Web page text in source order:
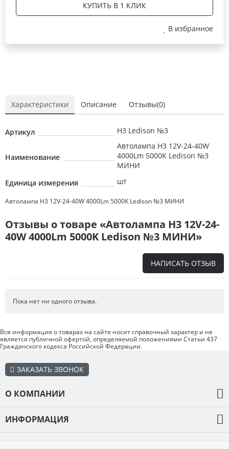
КУПИТЬ В 1 КЛИК
В избранное
Характеристики Описание Отзывы(0)
Артикул H3 Ledison №3
Наименование
Автолампа H3 12V-24-40W
4000Lm 5000K Ledison №3
МИНИ
Единица измерения
шт
Автолампа H3 12V-24-40W 4000Lm 5000K Ledison №3 МИНИ
Отзывы о товаре «Автолампа H3 12V-24-
40W 4000Lm 5000K Ledison №3 МИНИ»
НАПИСАТЬ ОТЗЫВ
не ошиблись в своем выборе.
Доставка. Как был упакован товар? Доставили ли его вам в
оговоренный срок?
Товар . Качественный? Какие его плюсы и минусы?
Пока нет ни одного отзыва.
Вся информация о товарах на сайте носит справочный характер и не
является публичной офертой, определяемой положениями Статьи 437
Гражданского кодекса Российской Федерации.
ЗАКАЗАТЬ ЗВОНОК
О КОМПАНИИ
ИНФОРМАЦИЯ